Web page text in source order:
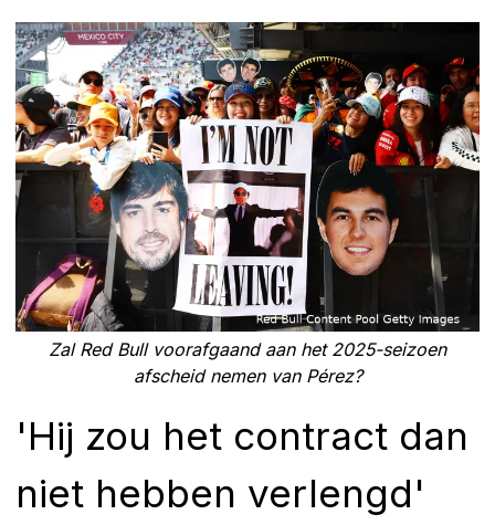
Zal Red Bull voorafgaand aan het 2025-seizoen
afscheid nemen van Pérez?
'Hij zou het contract dan
niet hebben verlengd'